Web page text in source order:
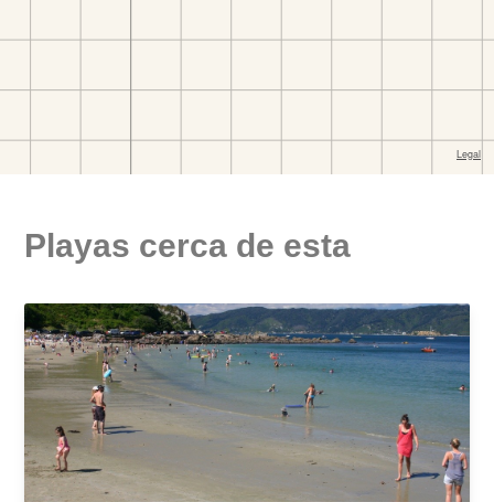
Playas cerca de esta